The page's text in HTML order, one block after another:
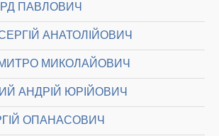
ПАВЛОВИЧ
АНАТОЛІЙОВИЧ
МИКОЛАЙОВИЧ
АНДРІЙ ЮРІЙОВИЧ
ОПАНАСОВИЧ